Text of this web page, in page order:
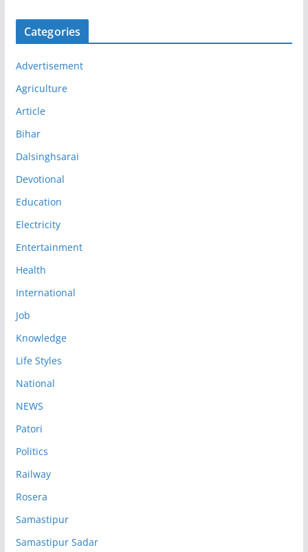
Categories
Advertisement
Agriculture
Article
Bihar
Dalsinghsarai
Devotional
Education
Electricity
Entertainment
Health
International
Job
Knowledge
Life Styles
National
NEWS
Patori
Politics
Railway
Rosera
Samastipur
Samastipur Sadar